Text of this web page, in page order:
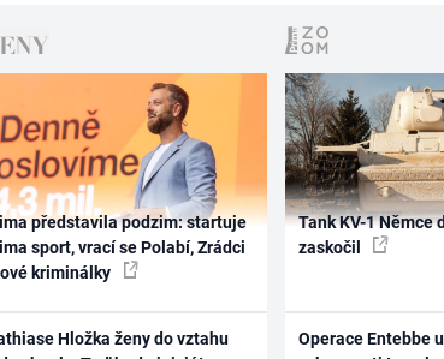
představila podzim: startuje
sport, vrací se Polabí, Zrádci
kriminálky
Hložka ženy do vztahu
Tank KV-1 Němce
zaskočil
Operace Entebbe